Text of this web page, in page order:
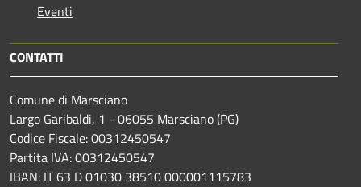
Eventi
CONTATTI
Comune di Marsciano
Largo Garibaldi, 1 - 06055 Marsciano (PG)
Codice Fiscale: 00312450547
Partita IVA: 00312450547
IBAN: IT 63 D 01030 38510 000001115783